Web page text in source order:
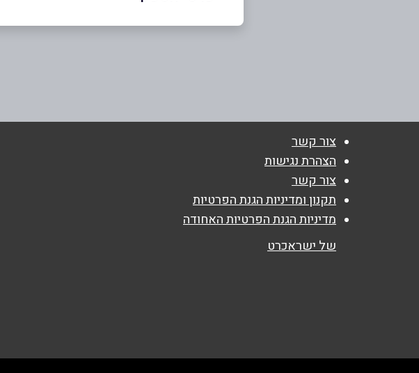
נושא*
צור קשר
הצהרת נגישות
צור קשר
תקנון ומדיניות הגנת הפרטיות
מדיניות הגנת הפרטיות האחודה
של ישראכרט